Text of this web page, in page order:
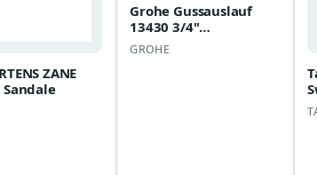
ZANE
Grohe Gussauslauf
13430 3/4"
m.Anschlagbegrenzer
Ausld.185 H:64 chrom,
GROHE